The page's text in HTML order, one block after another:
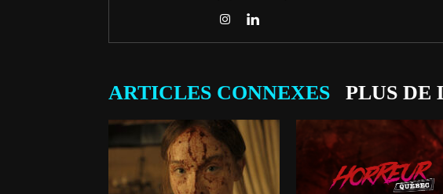
ARTICLES CONNEXES PLUS DE